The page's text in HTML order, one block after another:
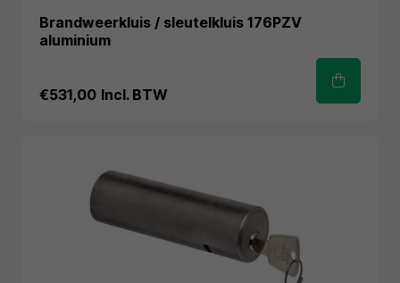
Brandweerkluis / sleutelkluis 176PZV
aluminium
€531,00 Incl. BTW